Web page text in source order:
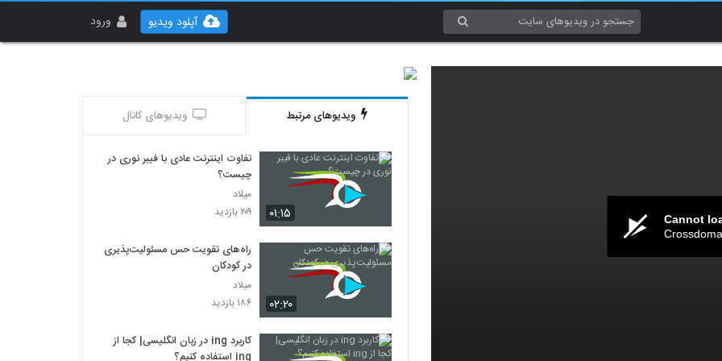
ورود آپلود ویدیو
Cannot
ویدیوهای مرتبط ویدیوهای کانال
۰۱:۱۵
تفاوت اینترنت عادی با فیبر نوری در
چیست؟
میلاد
۲۰۹ بازدید
۰۲:۲۰
راه‌های تقویت حس مسئولیت‌پذیری
در کودکان
میلاد
۱۸۶ بازدید
کاربرد ing در زبان انگلیسی| کجا از
ing استفاده کنیم؟